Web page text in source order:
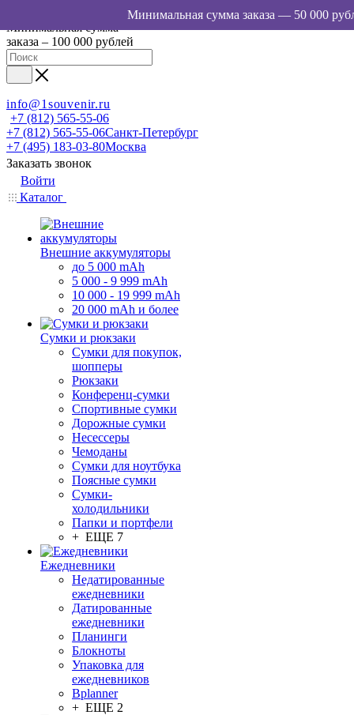
Минимальная сумма
заказа – 100 000 рублей
info@1souvenir.ru
+7 (812) 565-55-06
+7 (812) 565-55-06Санкт-Петербург
+7 (495) 183-03-80Москва
Заказать звонок
Войти
Каталог
Внешние аккумуляторы
до 5 000 mAh
5 000 - 9 999 mAh
10 000 - 19 999 mAh
20 000 mAh и более
Сумки и рюкзаки
Сумки для покупок,
шопперы
Рюкзаки
Конференц-сумки
Спортивные сумки
Дорожные сумки
Несессеры
Чемоданы
Сумки для ноутбука
Поясные сумки
Сумки-
холодильники
Папки и портфели
+ ЕЩЕ 7
Ежедневники
Недатированные
ежедневники
Датированные
ежедневники
Планинги
Блокноты
Упаковка для
ежедневников
Bplanner
+ ЕЩЕ 2